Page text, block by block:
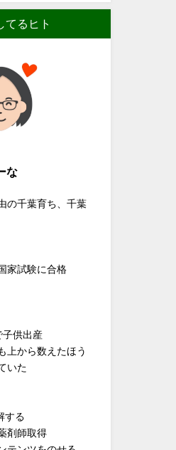
てるヒト
な
の千葉育ち、千葉
家試験に合格
子供出産
上から数えたほう
いた
する
剤師取得